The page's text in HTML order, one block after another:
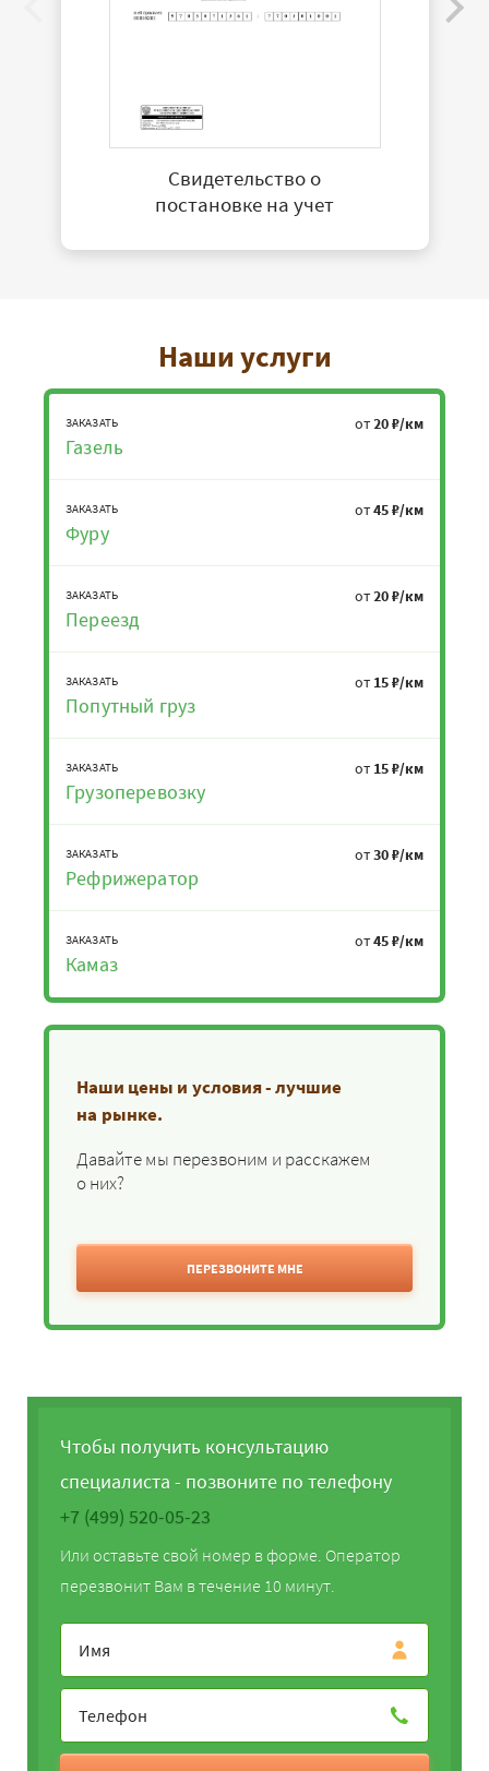
Свидетельство о
постановке на учет
Наши услуги
ЗАКАЗАТЬ
Газель
от20 ₽/км
ЗАКАЗАТЬ
Фуру
от45 ₽/км
ЗАКАЗАТЬ
Переезд
от20 ₽/км
ЗАКАЗАТЬ
Попутный груз
от 15 ₽/км
ЗАКАЗАТЬ
Грузоперевозку
от 15 ₽/км
ЗАКАЗАТЬ
Рефрижератор
от30 ₽/км
ЗАКАЗАТЬ
Камаз
от45 ₽/км
Наши цены и условия - лучшие
на рынке.
Давайте мы перезвоним и расскажем
о них?
ПЕРЕЗВОНИТЕ МНЕ
Чтобы получить консультацию
специалиста - позвоните по телефону
+7 (499) 520-05-23
Или оставьте свой номер в форме. Оператор
перезвонит Вам в течение 10 минут.